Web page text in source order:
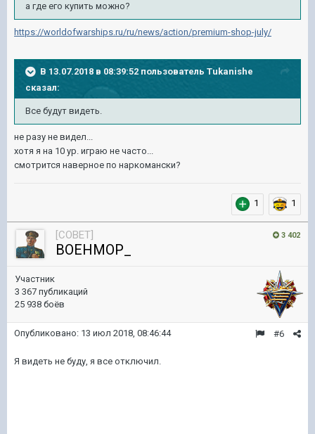
а где его купить можно?
https://worldofwarships.ru/ru/news/action/premium-shop-july/
В 13.07.2018 в 08:39:52 пользователь Tukanishe
сказал:
Все будут видеть.
не разу не видел...
хотя я на 10 ур. играю не часто...
смотрится наверное по наркомански?
1 1
3 402
[COBET]
BOEHMOP_
Участник
3 367 публикаций
25 938 боёв
#6
Опубликовано: 13 июл 2018, 08:46:44
Я видеть не буду, я все отключил.